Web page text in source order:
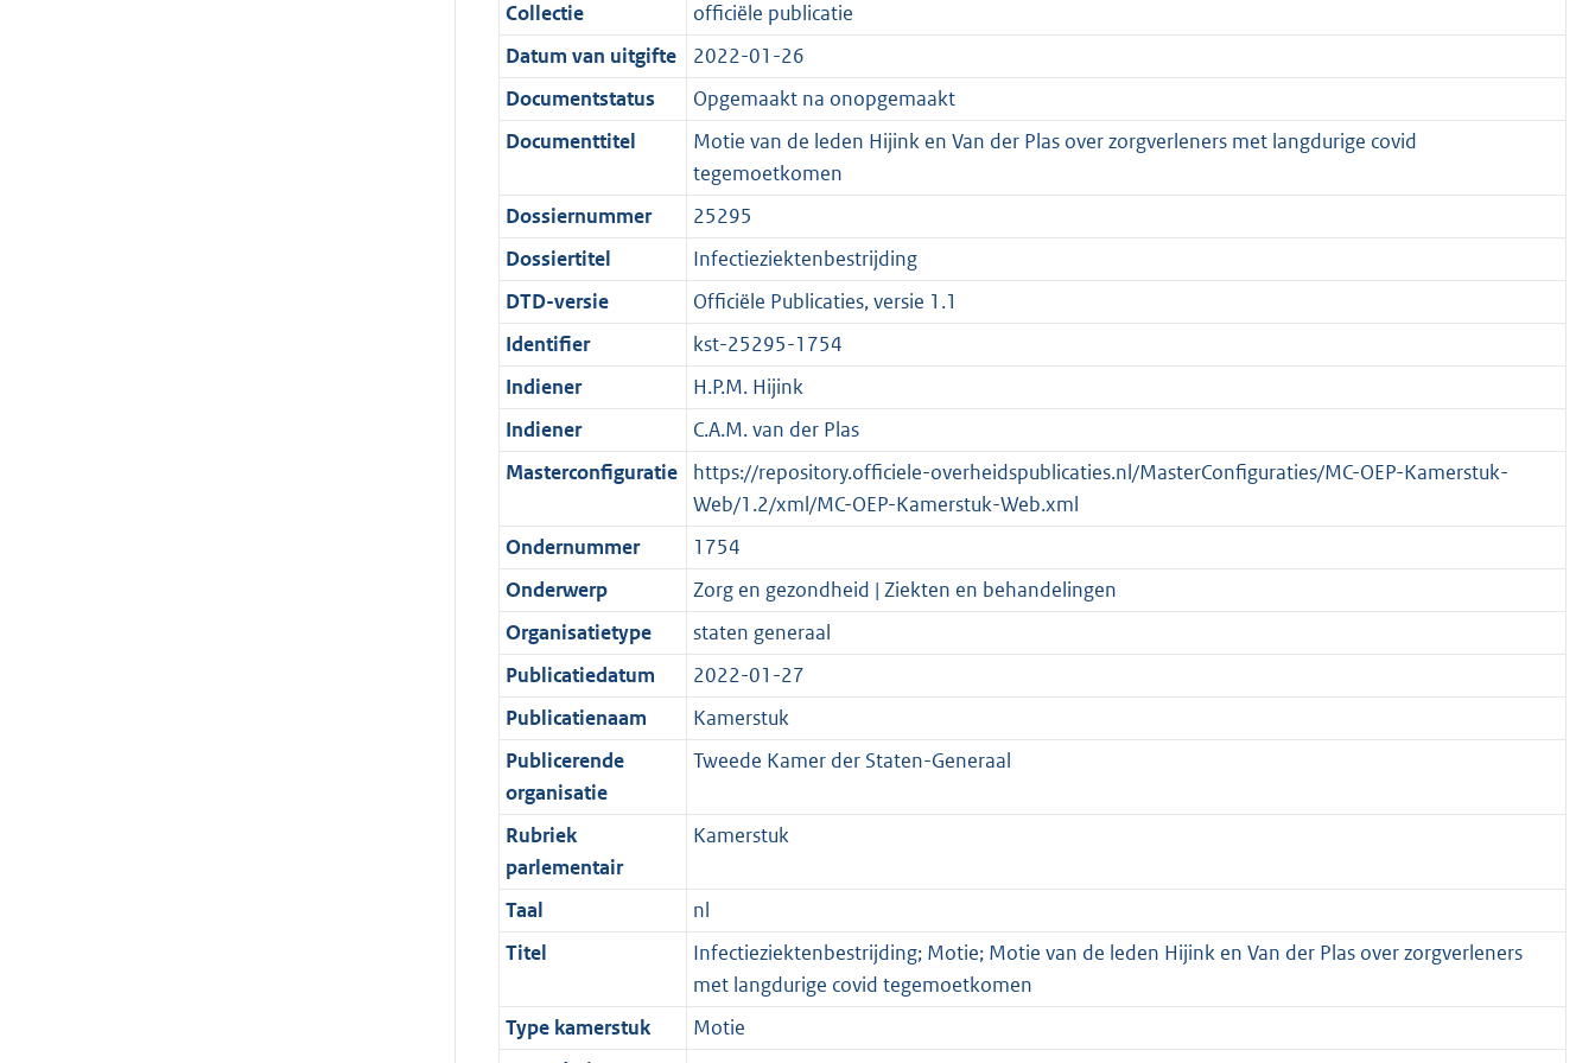
i
e
i
n
o
r
m
a
a
t
3
5
K
b
t
i
e
i
f
o
r
m
a
a
t
:
7
K
b
a
t
i
e
n
f
o
r
m
a
a
t
e
:
2
K
c
a
t
i
i
n
f
o
r
m
a
a
t
t
e
:
5
b
d
s
g
r
o
o
t
e
:
2
K
b
n
d
s
g
r
o
t
t
e
:
2
K
b
Collectie
officiële publicatie
Datum van uitgifte
2022-01-26
Documentstatus
Opgemaakt na onopgemaakt
Documenttitel
Motie van de leden Hijink en Van der Plas over zorgverleners met langdurige covid
tegemoetkomen
Dossiernummer
25295
Dossiertitel
Infectieziektenbestrijding
DTD-versie
Officiële Publicaties, versie 1.1
Identifier
kst-25295-1754
Indiener
H.P.M. Hijink
Indiener
C.A.M. van der Plas
Masterconfiguratie
https://repository.officiele-overheidspublicaties.nl/MasterConfiguraties/MC-OEP-Kamerstuk-
Web/1.2/xml/MC-OEP-Kamerstuk-Web.xml
Ondernummer
1754
Onderwerp
Zorg en gezondheid | Ziekten en behandelingen
Organisatietype
staten generaal
Publicatiedatum
2022-01-27
Publicatienaam
Kamerstuk
Publicerende
organisatie
Tweede Kamer der Staten-Generaal
Rubriek
parlementair
Kamerstuk
Taal
nl
Titel
Infectieziektenbestrijding; Motie; Motie van de leden Hijink en Van der Plas over zorgverleners
met langdurige covid tegemoetkomen
Type kamerstuk
Motie